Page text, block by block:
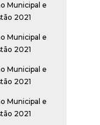
Municipal e
2021
Municipal e
2021
Municipal e
2021
Municipal e
2021